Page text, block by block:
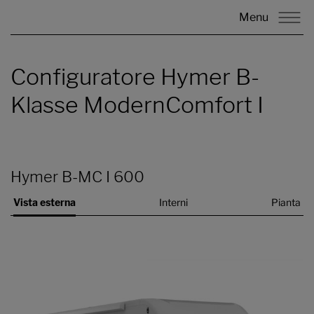
Menu
Configuratore Hymer B-
Klasse ModernComfort I
Hymer B-MC I 600
Vista esterna Interni Pianta